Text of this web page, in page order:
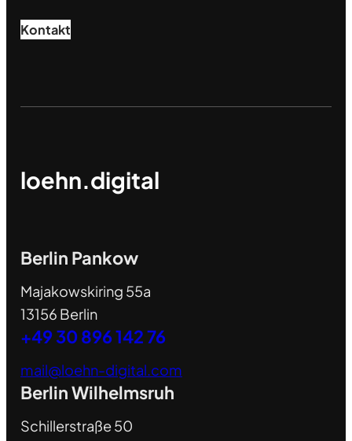
Kontakt
loehn.digital
Berlin Pankow
Majakowskiring 55a
13156 Berlin
+49 30 896 142 76
mail@loehn-digital.com
Berlin Wilhelmsruh
Schillerstraße 50